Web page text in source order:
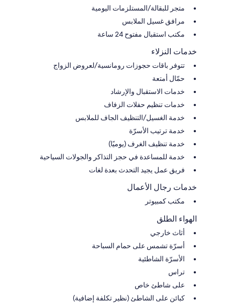
متجر للبقالة/المستلزمات اليومية
مرافق غسيل الملابس
مكتب استقبال مفتوح 24 ساعة
خدمات النزلاء
تتوفر باقات حجوزات رومانسية/لعروض الزواج
حمّال أمتعة
خدمات الاستقبال والإرشاد
خدمات تنظيم حفلات الزفاف
خدمة الغسيل/التنظيف الجاف للملابس
خدمة ترتيب الأسرّة
خدمة تنظيف الغرف (يوميًا)
خدمة للمساعدة في حجز التذاكر والجولات السياحية
فريق عمل يجيد التحدث بعدة لغات
خدمات رجال الأعمال
مكتب كمبيوتر
الهواء الطلق
أثاث خارجي
أسرّة تشمس على حمام السباحة
الأسرّة الشاطئية
تراس
على شاطئ خاص
كبائن على الشاطئ (نظير تكلفة إضافية)